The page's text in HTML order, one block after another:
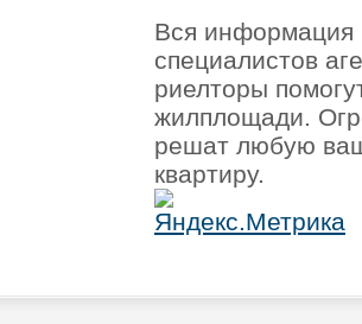
Вся информация
специалистов
риелторы
жилплощади.
решат любую
квартиру.